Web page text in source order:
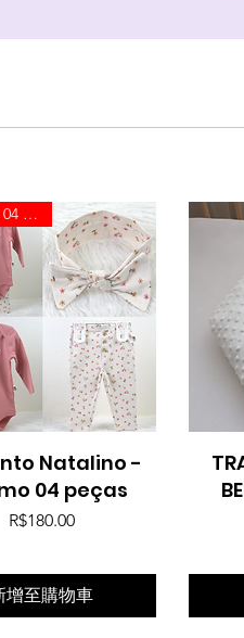
快速瀏覽
MINIMO 04 PEÇAS
Natalino -
04 peças
價格
R$180.00
增至購物車